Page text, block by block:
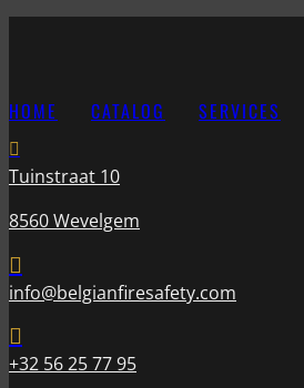
HOME CATALOG SERVICES

Tuinstraat 10
8560 Wevelgem

info@belgianfiresafety.com

+32 56 25 77 95